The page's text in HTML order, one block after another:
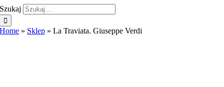
Szukaj
Home » Sklep »La Traviata. Giuseppe Verdi